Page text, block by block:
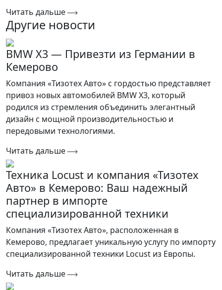
Читать дальше
Другие новости
BMW X3 — Привезти из Германии в
Кемерово
Компания «Тизотех Авто» с гордостью представляет
привоз новых автомобилей BMW X3, который
родился из стремления объединить элегантный
дизайн с мощной производительностью и
передовыми технологиями.
Читать дальше
Техника Locust и компания «Тизотех
Авто» в Кемерово: Ваш надежный
партнер в импорте
специализированной техники
Компания «Тизотех Авто», расположенная в
Кемерово, предлагает уникальную услугу по импорту
специализированной техники Locust из Европы.
Читать дальше